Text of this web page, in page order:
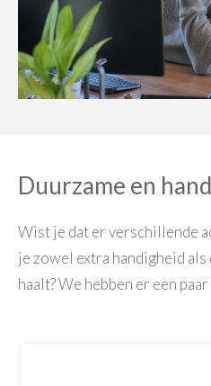
Duurzame en
Wist je dat er verschillende
je zowel extra handigheid
haalt? We hebben er een